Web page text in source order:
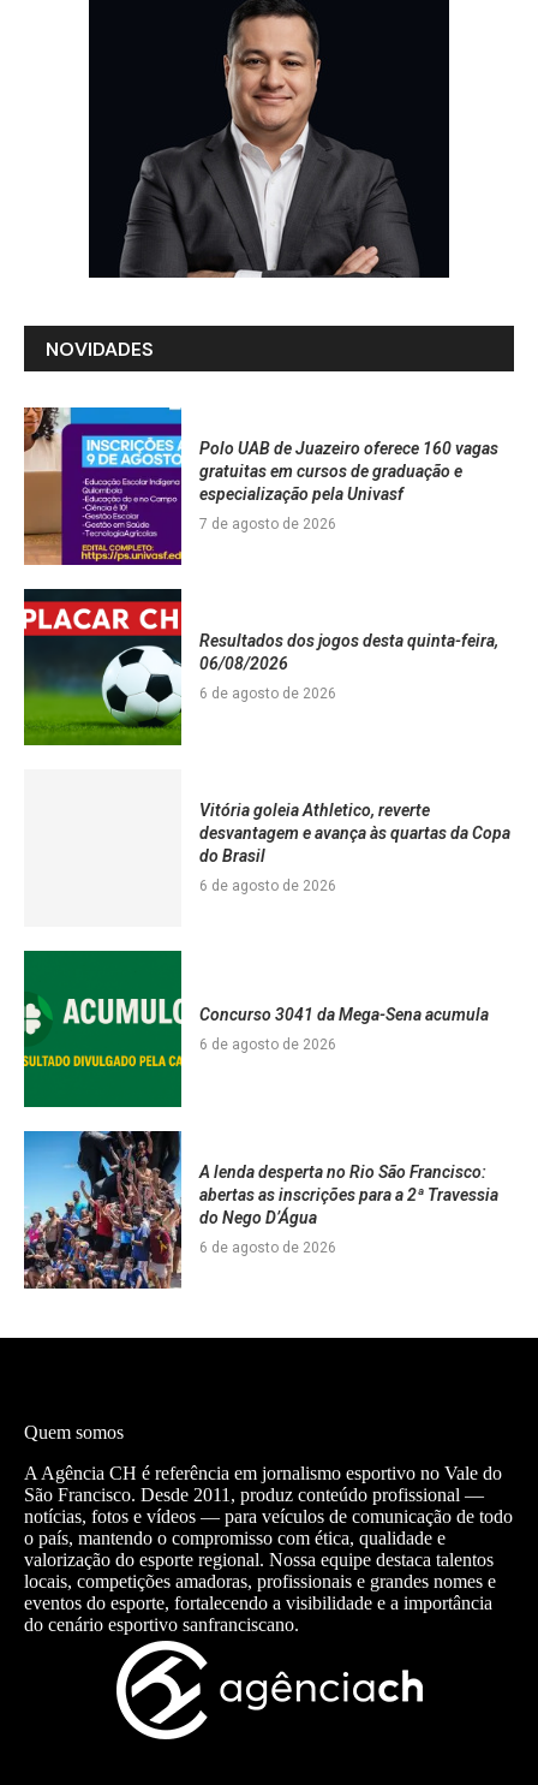
NOVIDADES
Polo UAB de Juazeiro oferece 160 vagas
gratuitas em cursos de graduação e
especialização pela Univasf
7 de agosto de 2026
Resultados dos jogos desta quinta-feira,
06/08/2026
6 de agosto de 2026
Vitória goleia Athletico, reverte
desvantagem e avança às quartas da Copa
do Brasil
6 de agosto de 2026
Concurso 3041 da Mega-Sena acumula
6 de agosto de 2026
A lenda desperta no Rio São Francisco:
abertas as inscrições para a 2ª Travessia
do Nego D’Água
6 de agosto de 2026
Quem somos
A Agência CH é referência em jornalismo esportivo no Vale do
São Francisco. Desde 2011, produz conteúdo profissional —
notícias, fotos e vídeos — para veículos de comunicação de todo
o país, mantendo o compromisso com ética, qualidade e
valorização do esporte regional. Nossa equipe destaca talentos
locais, competições amadoras, profissionais e grandes nomes e
eventos do esporte, fortalecendo a visibilidade e a importância
do cenário esportivo sanfranciscano.